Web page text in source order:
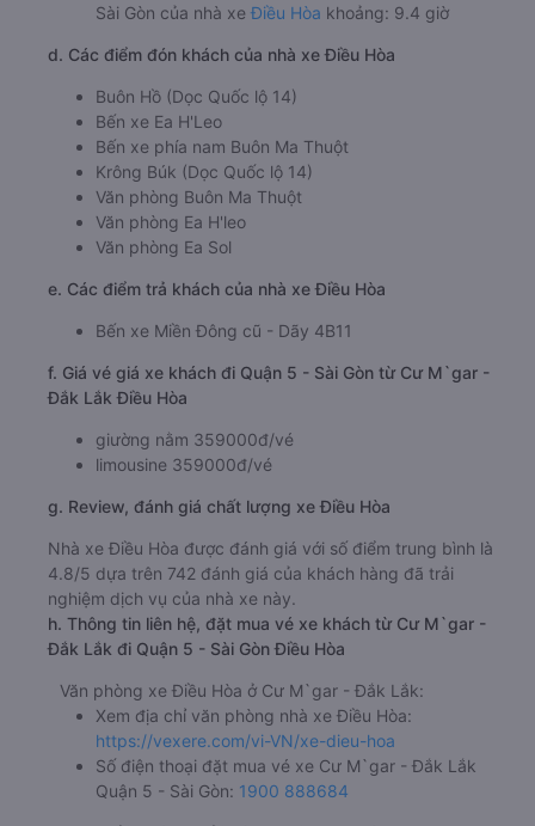
Sài Gòn của nhà xe Điều Hòa khoảng: 9.4 giờ
d. Các điểm đón khách của nhà xe Điều Hòa
Buôn Hồ (Dọc Quốc lộ 14)
Bến xe Ea H'Leo
Bến xe phía nam Buôn Ma Thuột
Krông Búk (Dọc Quốc lộ 14)
Văn phòng Buôn Ma Thuột
Văn phòng Ea H'leo
Văn phòng Ea Sol
e. Các điểm trả khách của nhà xe Điều Hòa
Bến xe Miền Đông cũ - Dãy 4B11
f. Giá vé giá xe khách đi Quận 5 - Sài Gòn từ Cư M`gar -
Đắk Lắk Điều Hòa
giường nằm 359000đ/vé
limousine 359000đ/vé
g. Review, đánh giá chất lượng xe Điều Hòa
Nhà xe Điều Hòa được đánh giá với số điểm trung bình là
4.8/5 dựa trên 742 đánh giá của khách hàng đã trải
nghiệm dịch vụ của nhà xe này.
h. Thông tin liên hệ, đặt mua vé xe khách từ Cư M`gar -
Đắk Lắk đi Quận 5 - Sài Gòn Điều Hòa
Văn phòng xe Điều Hòa ở Cư M`gar - Đắk Lắk:
Xem địa chỉ văn phòng nhà xe Điều Hòa:
https://vexere.com/vi-VN/xe-dieu-hoa
Số điện thoại đặt mua vé xe Cư M`gar - Đắk Lắk
Quận 5 - Sài Gòn: 1900 888684